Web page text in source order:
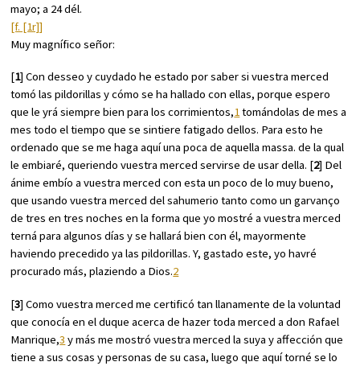
mayo; a 24 dél.
[f. [1r]]
Muy magnífico señor:
[1] Con desseo y cuydado he estado por saber si vuestra merced
tomó las pildorillas y cómo se ha hallado con ellas, porque espero
que le yrá siempre bien para los corrimientos,1tomándolas de mes a
mes todo el tiempo que se sintiere fatigado dellos. Para esto he
ordenado que se me haga aquí una poca de aquella massa. de la qual
le embiaré, queriendo vuestra merced servirse de usar della. [2] Del
ánime embío a vuestra merced con esta un poco de lo muy bueno,
que usando vuestra merced del sahumerio tanto como un garvanço
de tres en tres noches en la forma que yo mostré a vuestra merced
terná para algunos días y se hallará bien con él, mayormente
haviendo precedido ya las pildorillas. Y, gastado este, yo havré
procurado más, plaziendo a Dios.2
[3] Como vuestra merced me certificó tan llanamente de la voluntad
que conocía en el duque acerca de hazer toda merced a don Rafael
Manrique,3 y más me mostró vuestra merced la suya y affección que
tiene a sus cosas y personas de su casa, luego que aquí torné se lo